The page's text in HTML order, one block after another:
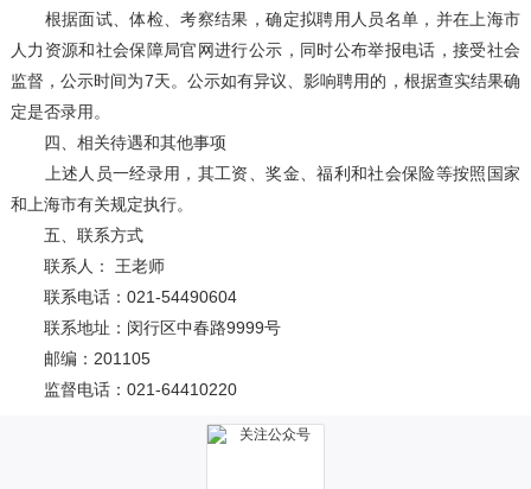
根据面试、体检、考察结果，确定拟聘用人员名单，并在上海市
人力资源和社会保障局官网进行公示，同时公布举报电话，接受社会
监督，公示时间为7天。公示如有异议、影响聘用的，根据查实结果确
定是否录用。
四、相关待遇和其他事项
上述人员一经录用，其工资、奖金、福利和社会保险等按照国家
和上海市有关规定执行。
五、联系方式
联系人： 王老师
联系电话：021-54490604
联系地址：闵行区中春路9999号
邮编：201105
监督电话：021-64410220